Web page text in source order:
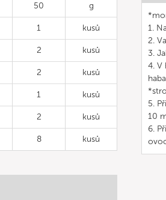
50 g
1 kusů
2 kusů
2 kusů
1 kusů
2 kusů
8 kusů
1.
2.
3.
4. V
5.
10
6.